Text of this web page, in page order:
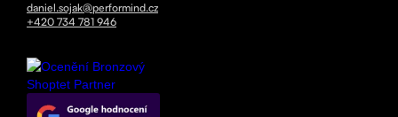
daniel.sojak@performind.cz
+420 734 781 946